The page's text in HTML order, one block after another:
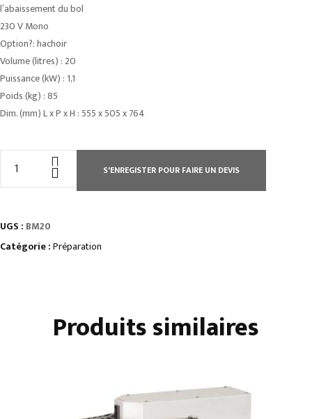
l’abaissement du bol
230 V Mono
Option?: hachoir
Volume (litres) : 20
Puissance (kW) : 1,1
Poids (kg) : 85
Dim. (mm) L x P x H : 555 x 505 x 764
•
3
S'ENREGISTER POUR FAIRE UN DEVIS
UGS : BM20
Catégorie :Préparation
Produits similaires